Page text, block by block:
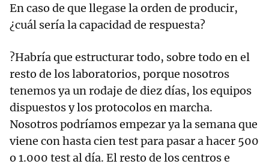
En caso de que llegase la orden de producir,
¿cuál sería la capacidad de respuesta?
?Habría que estructurar todo, sobre todo en el
resto de los laboratorios, porque nosotros
tenemos ya un rodaje de diez días, los equipos
dispuestos y los protocolos en marcha.
Nosotros podríamos empezar ya la semana que
viene con hasta cien test para pasar a hacer 500
o 1.000 test al día. El resto de los centros e